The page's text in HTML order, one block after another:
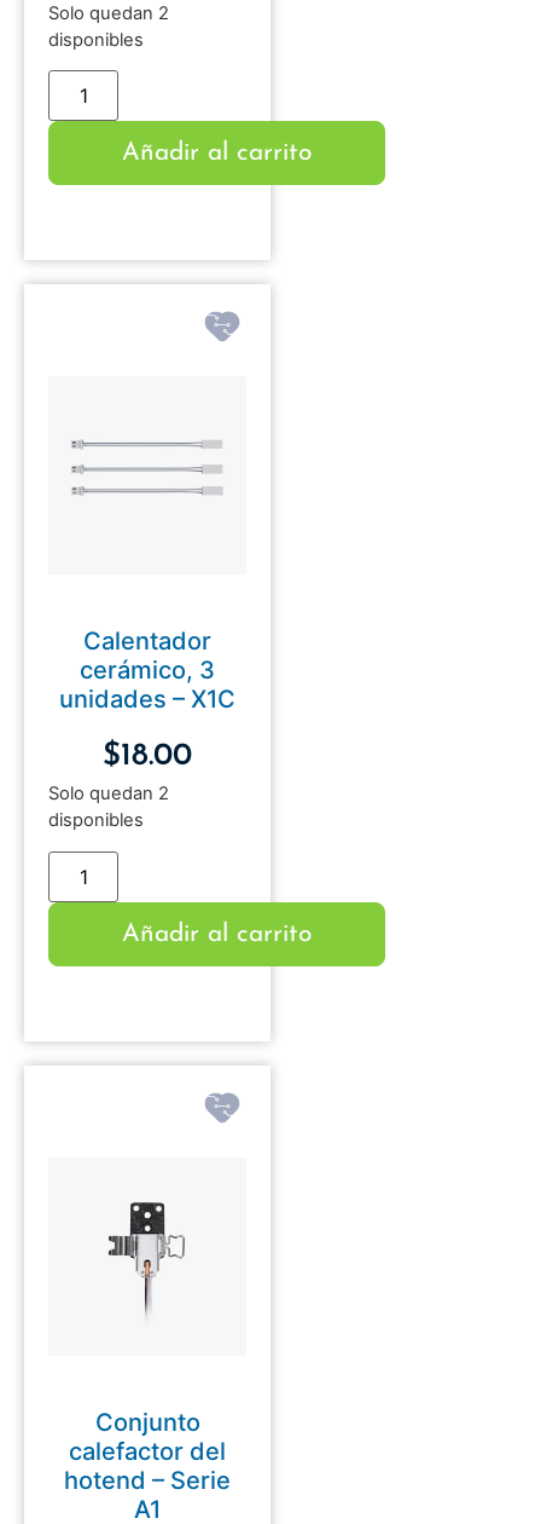
Solo quedan 2
disponibles
Añadir al carrito
Calentador
cerámico, 3
unidades – X1C
$18.00
Solo quedan 2
disponibles
Añadir al carrito
Conjunto
calefactor del
hotend – Serie
A1